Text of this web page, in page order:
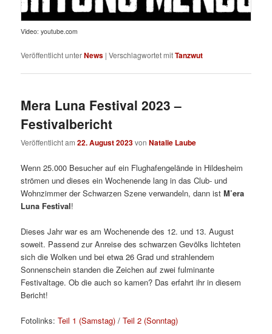
Video: youtube.com
Veröffentlicht unterNews |Verschlagwortet mitTanzwut
Mera Luna Festival 2023 –
Festivalbericht
Veröffentlicht am22. August 2023vonNatalie Laube
Wenn 25.000 Besucher auf ein Flughafengelände in Hildesheim
strömen und dieses ein Wochenende lang in das Club- und
Wohnzimmer der Schwarzen Szene verwandeln, dann istM’era
Luna Festival!
Dieses Jahr war es am Wochenende des 12. und 13. August
soweit. Passend zur Anreise des schwarzen Gevölks lichteten
sich die Wolken und bei etwa 26 Grad und strahlendem
Sonnenschein standen die Zeichen auf zwei fulminante
Festivaltage. Ob die auch so kamen? Das erfahrt ihr in diesem
Bericht!
Fotolinks:Teil 1 (Samstag) /Teil 2 (Sonntag)